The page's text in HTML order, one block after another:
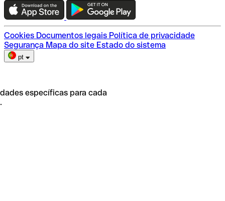
Escolha do plano
Cookies Documentos legais Política de privacidade
Segurança Mapa do site Estado do sistema
pt
específicas para cada